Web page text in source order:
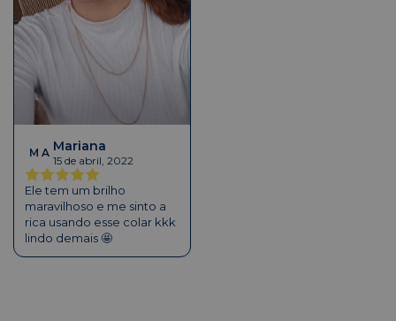
M A Mariana
15 de abril, 2022
Ele tem um brilho
maravilhoso e me sinto a
rica usando esse colar kkk
lindo demais 🤩